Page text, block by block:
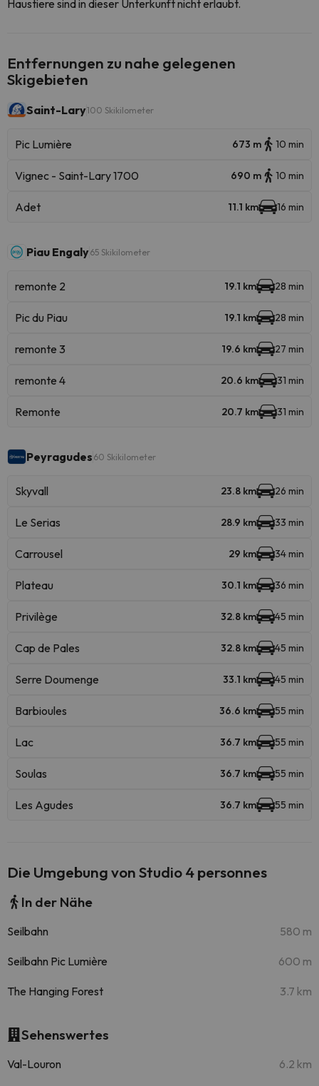
Haustiere sind in dieser Unterkunft nicht erlaubt.
Entfernungen zu nahe gelegenen
Skigebieten
Saint-Lary100 Skikilometer
Pic Lumière 673 m 10 min
Vignec - Saint-Lary 1700 690 m 10 min
Adet 11.1 km 16 min
Piau Engaly65 Skikilometer
remonte 2 19.1 km 28 min
Pic du Piau 19.1 km 28 min
remonte 3 19.6 km 27 min
remonte 4 20.6 km 31 min
Remonte 20.7 km 31 min
Peyragudes 60 Skikilometer
Skyvall 23.8 km 26 min
Le Serias 28.9 km 33 min
Carrousel 29 km 34 min
Plateau 30.1 km 36 min
Privilège 32.8 km 45 min
Cap de Pales 32.8 km 45 min
Serre Doumenge 33.1 km 45 min
Barbioules 36.6 km 55 min
Lac 36.7 km 55 min
Soulas 36.7 km 55 min
Les Agudes 36.7 km 55 min
Die Umgebung von Studio 4 personnes
In der Nähe
Seilbahn 580 m
Seilbahn Pic Lumière 600 m
The Hanging Forest 3.7 km
Sehenswertes
Val-Louron 6.2 km